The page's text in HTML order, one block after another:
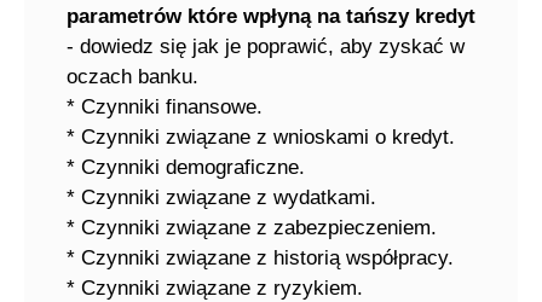
parametrów które wpłyną na tańszy kredyt
- dowiedz się jak je poprawić, aby zyskać w
oczach banku.
* Czynniki finansowe.
* Czynniki związane z wnioskami o kredyt.
* Czynniki demograficzne.
* Czynniki związane z wydatkami.
* Czynniki związane z zabezpieczeniem.
* Czynniki związane z historią współpracy.
* Czynniki związane z ryzykiem.